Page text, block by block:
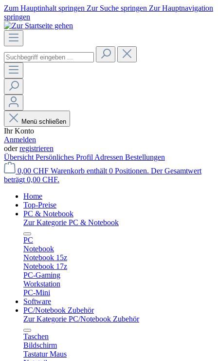
Zum Hauptinhalt springen Zur Suche springen Zur Hauptnavigation
springen
Menü schließen
Ihr Konto
Anmelden
oderregistrieren
Übersicht Persönliches Profil Adressen Bestellungen
0,00 CHF Warenkorb enthält 0 Positionen. Der Gesamtwert
beträgt 0,00 CHF.
Home
Top-Preise
PC & Notebook
Zur Kategorie PC & Notebook
PC
Notebook
Notebook 15z
Notebook 17z
PC-Gaming
Workstation
PC-Mini
Software
PC/Notebook Zubehör
Zur Kategorie PC/Notebook Zubehör
Taschen
Bildschirm
Tastatur Maus